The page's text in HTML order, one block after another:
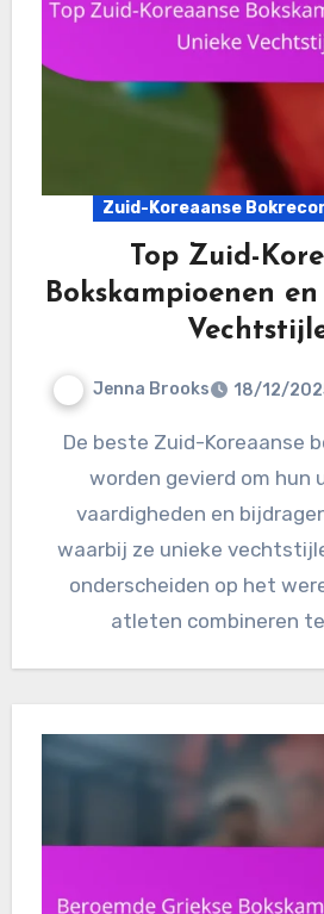
Zuid-Koreaanse
Top Zuid-
Bokskampioenen
Jenna Brooks 18/12/
De beste Zuid-Koreaanse bokskampioenen
worden gevierd om hun
vaardigheden en
waarbij ze unieke
onderscheiden op het
atleten combineren